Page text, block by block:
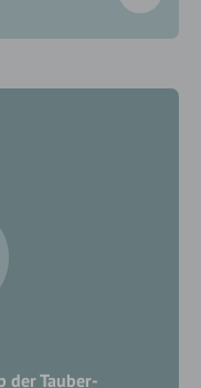
Tauber-